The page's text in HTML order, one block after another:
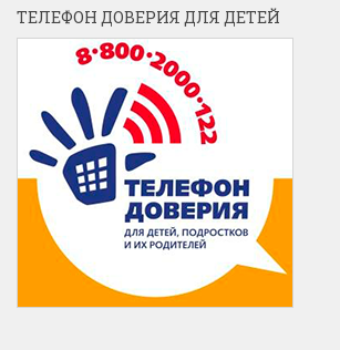
ТЕЛЕФОН ДОВЕРИЯ ДЛЯ ДЕТЕЙ